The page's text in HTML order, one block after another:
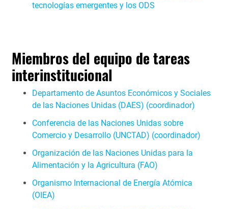
tecnologías emergentes y los ODS
Miembros del equipo de tareas
interinstitucional
Departamento de Asuntos Económicos y Sociales
de las Naciones Unidas (DAES) (coordinador)
Conferencia de las Naciones Unidas sobre
Comercio y Desarrollo (UNCTAD) (coordinador)
Organización de las Naciones Unidas para la
Alimentación y la Agricultura (FAO)
Organismo Internacional de Energía Atómica
(OIEA)